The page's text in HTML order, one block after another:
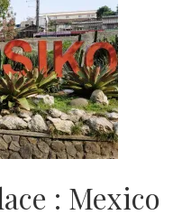
: Mexico